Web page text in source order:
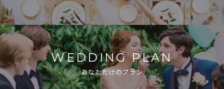
WEDDING PLAN
あなただけのプラン